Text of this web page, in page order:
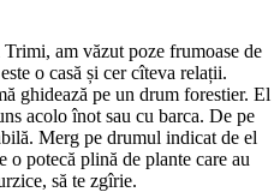
am văzut poze frumoase de
o casă și cer cîteva relații.
ghidează pe un drum forestier. El
acolo înot sau cu barca. De pe
Merg pe drumul indicat de el
o potecă plină de plante care au
să te zgîrie.